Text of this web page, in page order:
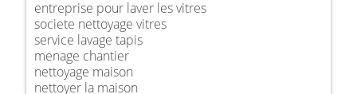
entreprise pour laver les vitres
societe nettoyage vitres
service lavage tapis
menage chantier
nettoyage maison
nettoyer la maison